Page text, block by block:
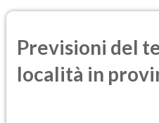
Previsioni del
località in